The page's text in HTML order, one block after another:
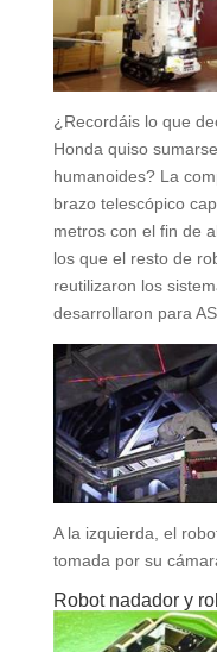
¿Recordáis lo que
Honda quiso
humanoides? La
brazo telescópico
metros con el fin de
los que el resto de
reutilizaron los
desarrollaron para
A la izquierda, el
tomada por su
Robot nadador y